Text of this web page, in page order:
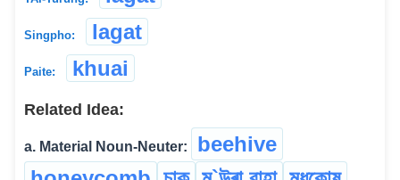
Singpho: lagat
Paite: khuai
Related Idea:
a. Material Noun-Neuter:
beehive